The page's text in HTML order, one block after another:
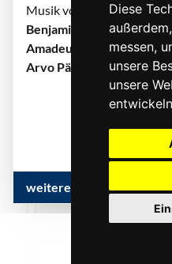
Diese
messen,
unsere
unsere
Musik von
Benjamin Britten, Dirk
Amadeus Mozart,
Arvo Pärt, Maurice Ravel
weitere Infos & Termine